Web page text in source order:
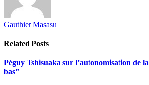
Gauthier Masasu
Related Posts
Péguy Tshisuaka sur l’autonomisation de
bas”